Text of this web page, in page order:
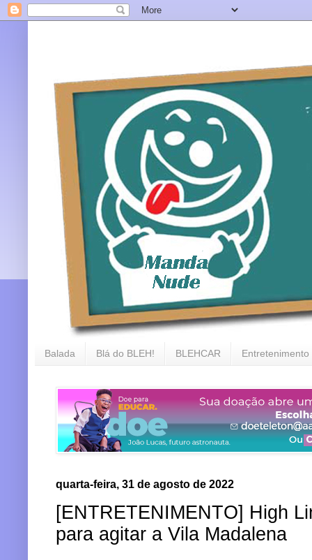
Balada Blá do BLEH! BLEHCAR Entretenimento
quarta-feira, 31 de agosto de 2022
[ENTRETENIMENTO] High
para agitar a Vila Madalena